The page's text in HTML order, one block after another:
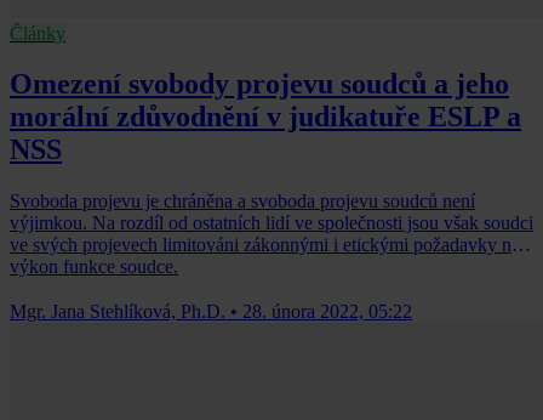
Články
Omezení svobody projevu soudců a jeho
morální zdůvodnění v judikatuře ESLP a
NSS
Svoboda projevu je chráněna a svoboda projevu soudců není
výjimkou. Na rozdíl od ostatních lidí ve společnosti jsou však soudci
ve svých projevech limitováni zákonnými i etickými požadavky na
výkon funkce soudce.
Mgr. Jana Stehlíková, Ph.D. • 28. února 2022, 05:22